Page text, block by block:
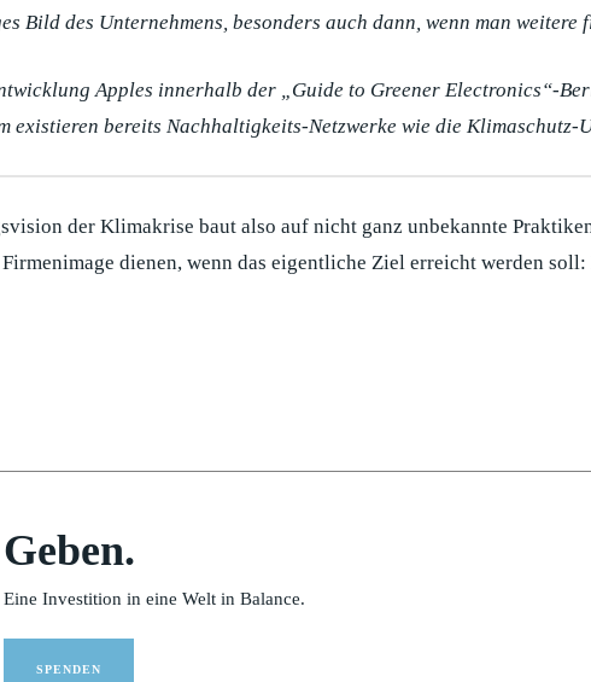
Bild des Unternehmens, besonders auch dann, wenn man
Apples innerhalb der „Guide to Greener Electronics“-
existieren bereits Nachhaltigkeits-Netzwerke wie die Klimaschutz-
der Klimakrise baut also auf nicht ganz unbekannte
dienen, wenn das eigentliche Ziel erreicht werden
Geben.
Eine Investition in eine Welt in Balance.
SPENDEN